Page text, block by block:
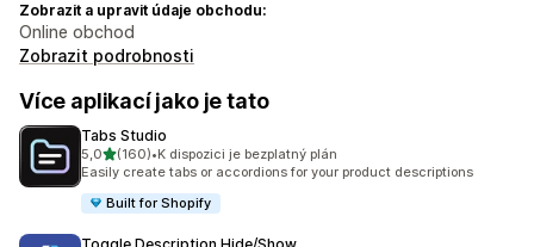
Zobrazit a upravit údaje obchodu:
Online obchod
Zobrazit podrobnosti
Více aplikací jako je tato
Tabs Studio
5,0z 5 hvězd
(160)
Celkový počet recenzí: 160
•K dispozici je bezplatný plán
Easily create tabs or accordions for your product descriptions
Built for Shopify